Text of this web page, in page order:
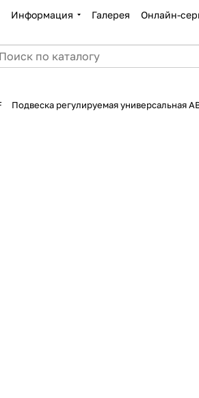
Информация Галерея Онлайн-
Подвеска регулируемая универсальная